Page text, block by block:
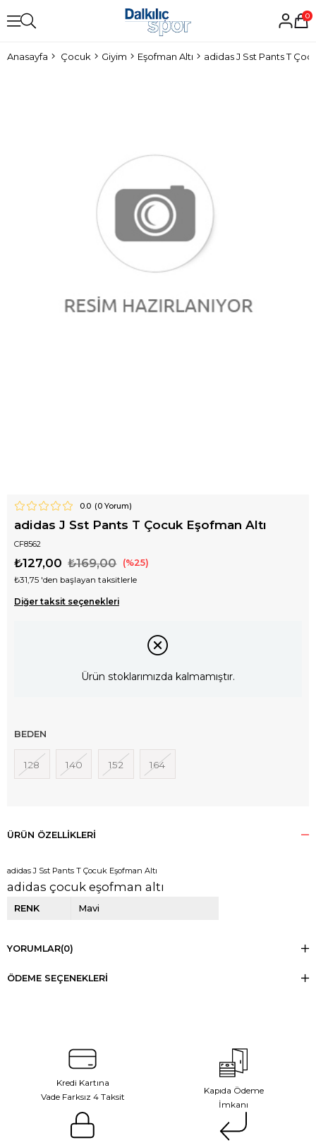
0
Anasayfa Çocuk Giyim Eşofman Altı adidas J Sst Pants T
0.0 (0Yorum)
adidas J Sst Pants T Çocuk Eşofman Altı
CF8562
₺169,00
₺127,00 25
₺31,75 'den başlayan taksitlerle
Diğer taksit seçenekleri
Ürün stoklarımızda kalmamıştır.
BEDEN
128 140 152 164
ÜRÜN ÖZELLIKLERI
adidas J Sst Pants T Çocuk Eşofman Altı
adidas çocuk eşofman altı
RENK Mavi
YORUMLAR(0)
ÖDEME SEÇENEKLERI
Kredi Kartına
Vade Farksız 4 Taksit
Kapıda Ödeme
İmkanı